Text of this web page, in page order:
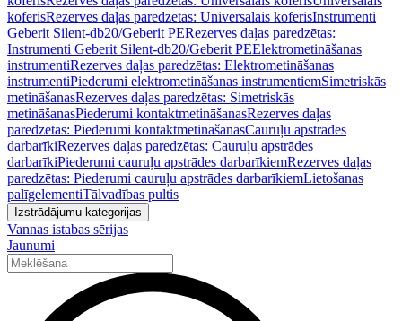
koferisRezerves daļas paredzētas: Universālais koferisInstrumenti
Geberit Silent-db20/Geberit PERezerves daļas paredzētas:
Instrumenti Geberit Silent-db20/Geberit PEElektrometināšanas
instrumentiRezerves daļas paredzētas: Elektrometināšanas
instrumentiPiederumi elektrometināšanas instrumentiemSimetriskās
metināšanasRezerves daļas paredzētas: Simetriskās
metināšanasPiederumi kontaktmetināšanasRezerves daļas
paredzētas: Piederumi kontaktmetināšanasCauruļu apstrādes
darbarīkiRezerves daļas paredzētas: Cauruļu apstrādes
darbarīkiPiederumi cauruļu apstrādes darbarīkiemRezerves daļas
paredzētas: Piederumi cauruļu apstrādes darbarīkiemLietošanas
palīgelementiTālvadības pultis
Izstrādājumu kategorijas
Vannas istabas sērijas
Jaunumi